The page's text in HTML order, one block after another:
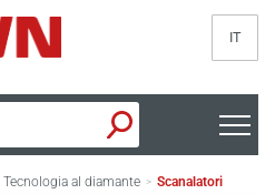
IT
Tecnologia al diamante > Scanalatori